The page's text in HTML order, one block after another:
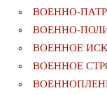
ВОЕННО-
ВОЕННО-
ВОЕННОЕ
ВОЕННОЕ